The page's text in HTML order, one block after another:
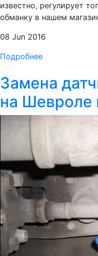
известно, регулирует
обманку в нашем
08 Jun 2016
Подробнее
Замена
на Шевроле